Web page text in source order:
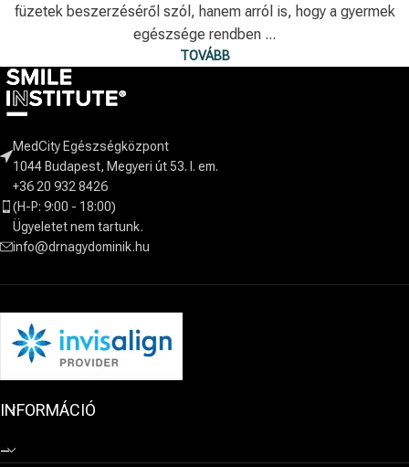
füzetek beszerzéséről szól, hanem arról is, hogy a gyermek
egészsége rendben ...
TOVÁBB
MedCity Egészségközpont
1044 Budapest, Megyeri út 53. I. em.
+36 20 932 8426
(H-P: 9:00 - 18:00)
Ügyeletet nem tartunk.
info@drnagydominik.hu
INFORMÁCIÓ
–